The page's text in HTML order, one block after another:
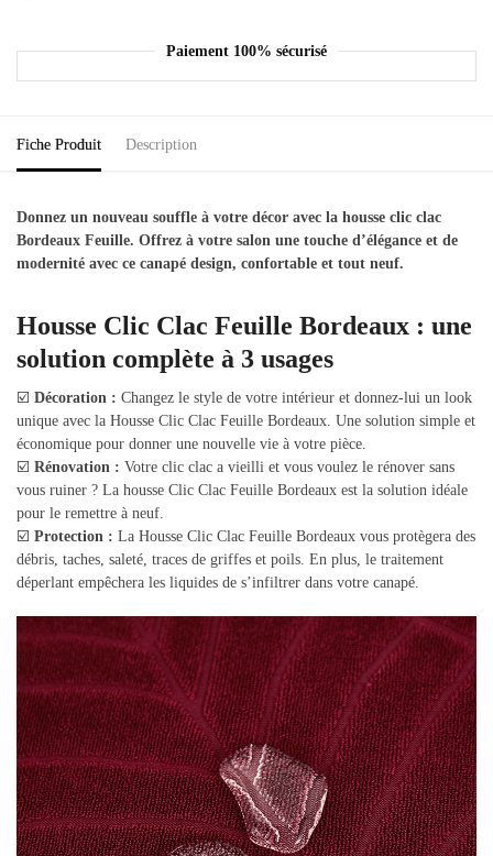
Paiement 100% sécurisé
Fiche Produit Description
Donnez un nouveau souffle à votre décor avec la housse clic clac
Bordeaux Feuille. Offrez à votre salon une touche d’élégance et de
modernité avec ce canapé design, confortable et tout neuf.
Housse Clic Clac Feuille Bordeaux : une
solution complète à 3 usages
☑️ Décoration : Changez le style de votre intérieur et donnez-lui un look
unique avec la Housse Clic Clac Feuille Bordeaux. Une solution simple et
économique pour donner une nouvelle vie à votre pièce.
☑️ Rénovation : Votre clic clac a vieilli et vous voulez le rénover sans
vous ruiner ? La housse Clic Clac Feuille Bordeaux est la solution idéale
pour le remettre à neuf.
☑️ Protection : La Housse Clic Clac Feuille Bordeaux vous protègera des
débris, taches, saleté, traces de griffes et poils. En plus, le traitement
déperlant empêchera les liquides de s’infiltrer dans votre canapé.